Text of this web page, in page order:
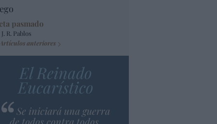
pasmado
R. Pablos
Artículos anteriores
El Reinado
Eucarístico
Se iniciará una guerra
de todos contra todos.